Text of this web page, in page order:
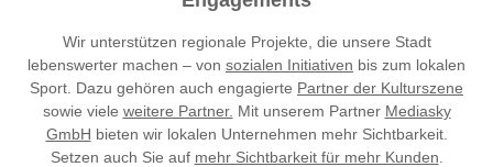
Wir unterstützen regionale Projekte, die unsere Stadt
lebenswerter machen – von sozialen Initiativen bis zum lokalen
Sport. Dazu gehören auch engagierte Partner der Kulturszene
sowie viele weitere Partner. Mit unserem Partner Mediasky
GmbH bieten wir lokalen Unternehmen mehr Sichtbarkeit.
Setzen auch Sie auf mehr Sichtbarkeit für mehr Kunden